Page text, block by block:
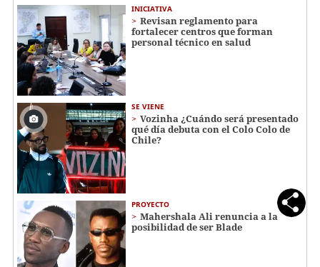
INICIATIVA
Revisan reglamento para
fortalecer centros que forman
personal técnico en salud
SE VIENE
Vozinha ¿Cuándo será presentado
qué día debuta con el Colo Colo de
Chile?
PROYECTO
Mahershala Ali renuncia a la
posibilidad de ser Blade